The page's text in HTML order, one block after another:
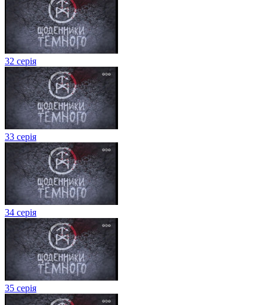
32 серія
33 серія
34 серія
35 серія